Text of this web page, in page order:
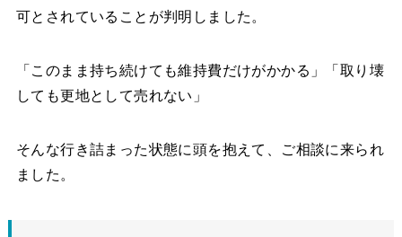
可とされていることが判明しました。
「このまま持ち続けても維持費だけがかかる」「取り壊
しても更地として売れない」
そんな行き詰まった状態に頭を抱えて、ご相談に来られ
ました。